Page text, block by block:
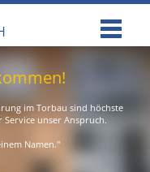
Menu
im Torbau sind höchste
unser Anspruch.
Namen."